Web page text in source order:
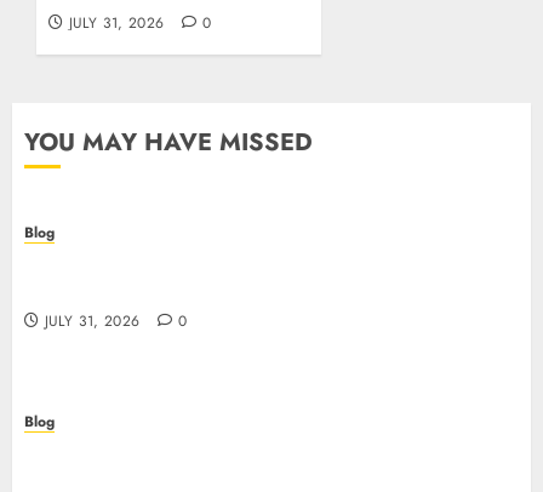
JULY 31, 2026 0
YOU MAY HAVE MISSED
Blog
JULY 31, 2026 0
Blog